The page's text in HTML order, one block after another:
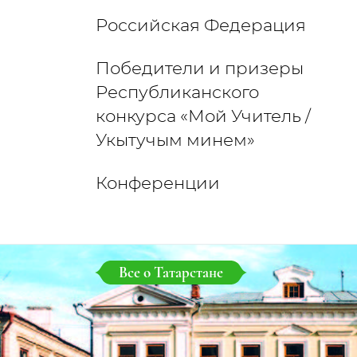
Российская Федерация
Победители и призеры
Республиканского
конкурса «Мой Учитель /
Укытучым минем»
Конференции
Все о Татарстане
Все о Татарстане
Все о Татарстане
Все о Татарстане
Все о Татарстане